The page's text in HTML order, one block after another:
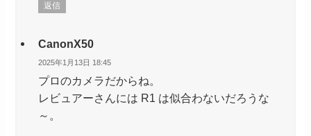
返信
CanonX50
2025年1月13日 18:45
プロのカメラだからね。
レビュアーさんには R1 は似合わないだろうな
～。